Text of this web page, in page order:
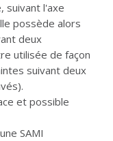
suivant l'axe
possède alors
deux
utilisée de façon
suivant deux
et possible
SAMI